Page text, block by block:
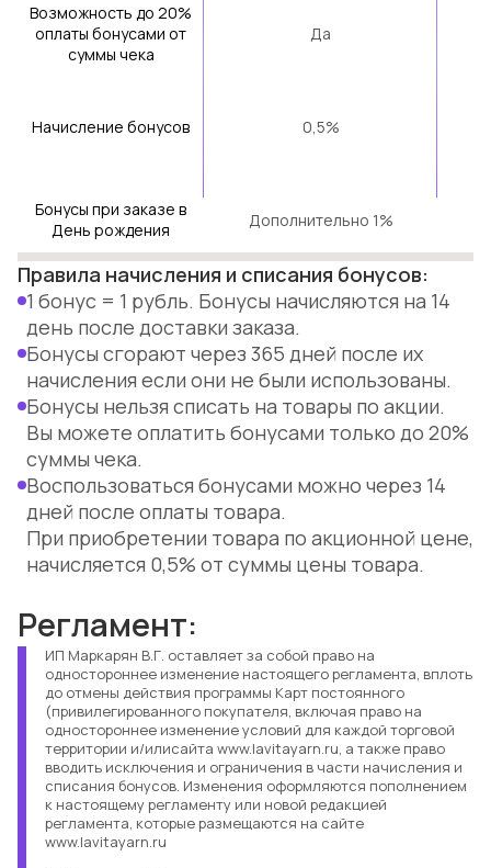
Возможность до 20%
оплаты бонусами от
суммы чека
Начисление бонусов
Бонусы при заказе в
День рождения
Да
0,5%
Дополнительно 1%
Правила начисления и списания бонусов:
1 бонус = 1 рубль. Бонусы начисляются на 14
день после доставки заказа.
Бонусы сгорают через 365 дней после их
начисления если они не были использованы.
Бонусы нельзя списать на товары по акции.
Вы можете оплатить бонусами только до 20%
суммы чека.
Воспользоваться бонусами можно через 14
дней после оплаты товара.
При приобретении товара по акционной цене,
начисляется 0,5% от суммы цены товара.
Регламент:
ИП Маркарян В.Г. оставляет за собой право на
одностороннее изменение настоящего регламента, вплоть
до отмены действия программы Карт постоянного
(привилегированного покупателя, включая право на
одностороннее изменение условий для каждой торговой
территории и/илисайта www.lavitayarn.ru, а также право
вводить исключения и ограничения в части начисления и
списания бонусов. Изменения оформляются пополнением
к настоящему регламенту или новой редакцией
регламента, которые размещаются на сайте
www.lavitayarn.ru